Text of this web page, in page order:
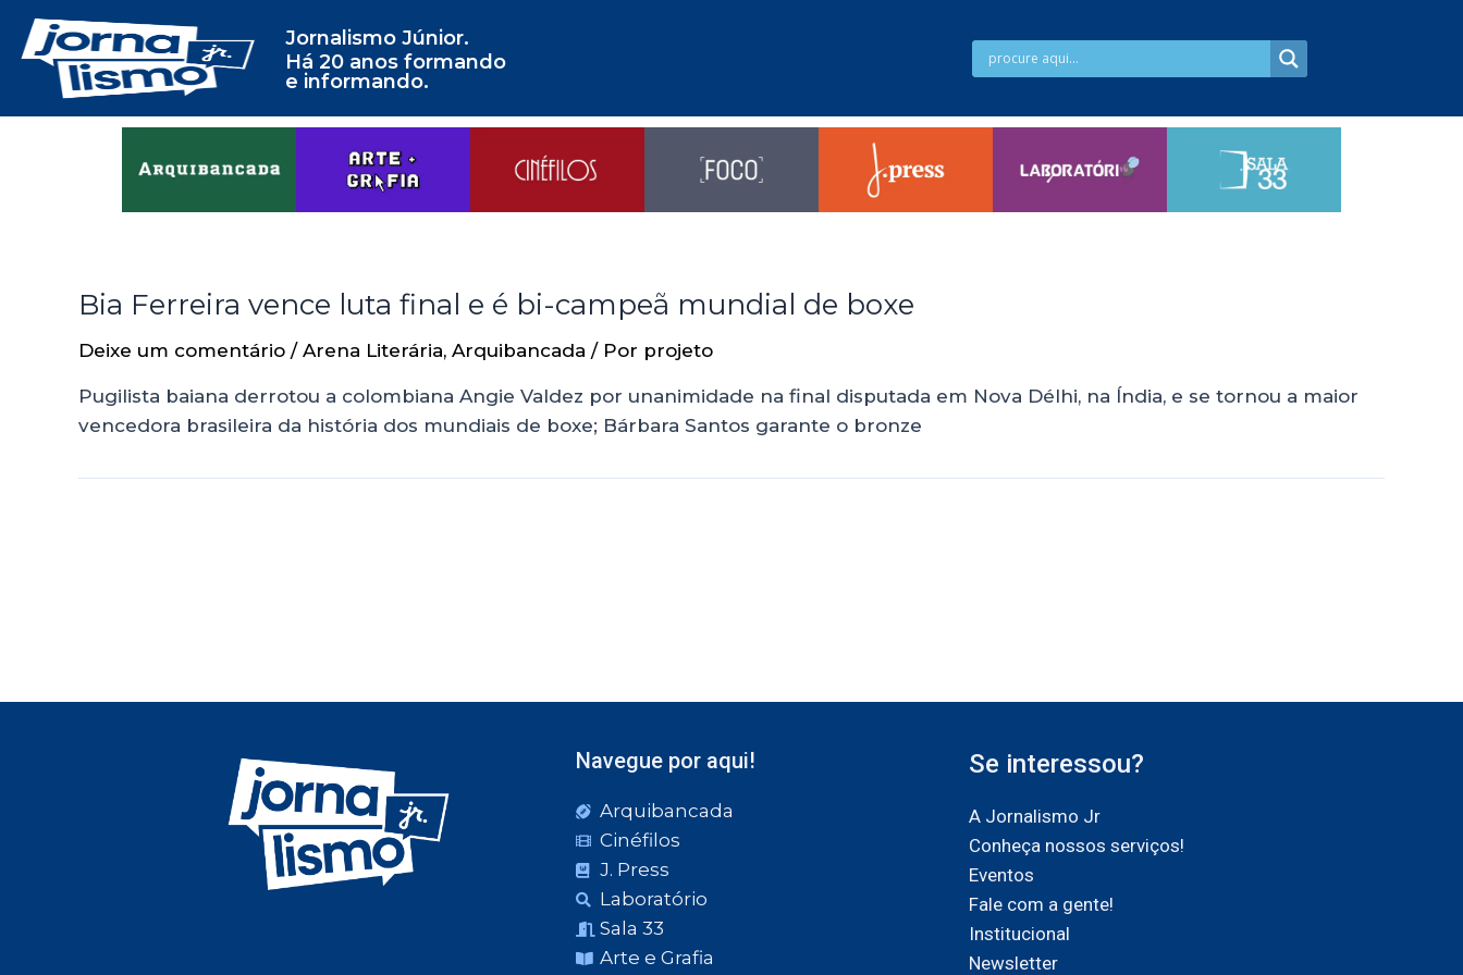
Jornalismo Júnior.
Há 20 anos formando
e informando.
Bia Ferreira vence luta final e é bi-campeã mundial de boxe
Deixe um comentário / Arena Literária, Arquibancada / Por projeto
Pugilista baiana derrotou a colombiana Angie Valdez por unanimidade na final disputada em Nova Délhi, na Índia, e se tornou a maior
vencedora brasileira da história dos mundiais de boxe; Bárbara Santos garante o bronze
Navegue por aqui!
Arquibancada
Cinéfilos
J. Press
Laboratório
Sala 33
Arte e Grafia
Se interessou?
A Jornalismo Jr
Conheça nossos serviços!
Eventos
Fale com a gente!
Institucional
Newsletter